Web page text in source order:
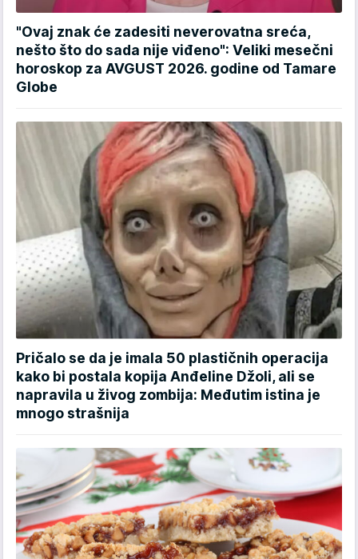
"Ovaj znak će zadesiti neverovatna sreća,
nešto što do sada nije viđeno": Veliki mesečni
horoskop za AVGUST 2026. godine od Tamare
Globe
Pričalo se da je imala 50 plastičnih operacija
kako bi postala kopija Anđeline Džoli, ali se
napravila u živog zombija: Međutim istina je
mnogo strašnija